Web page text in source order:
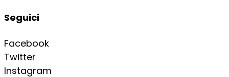
Seguici
Facebook
Twitter
Instagram